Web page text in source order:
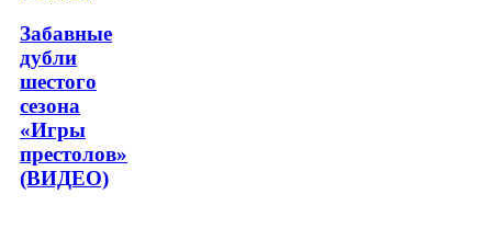
Забавные
дубли
шестого
сезона
«Игры
престолов»
(ВИДЕО)